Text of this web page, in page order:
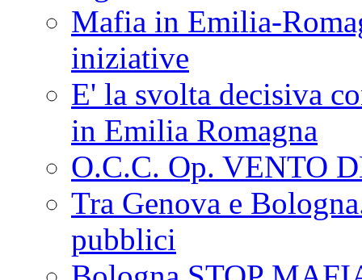
Mafia in Emilia-
iniziative
E' la svolta decisiva
in Emilia Romagna
O.C.C. Op. VENTO
Tra Genova e
pubblici